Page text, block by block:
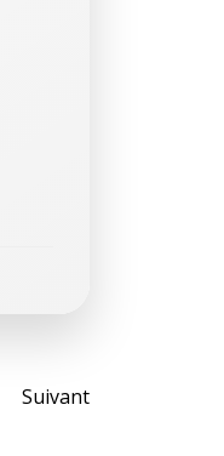
Post
Suivant